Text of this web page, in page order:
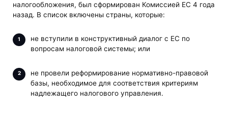
налогообложения, был сформирован Комиссией ЕС 4 года
назад. В список включены страны, которые:
не вступили в конструктивный диалог с ЕС по
вопросам налоговой системы; или
не провели реформирование нормативно-правовой
базы, необходимое для соответствия критериям
надлежащего налогового управления.